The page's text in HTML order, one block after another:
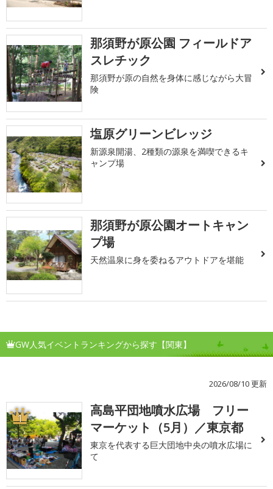
那須野が原公園 フィールドア
スレチック
那須野が原の自然を身体に感じながら大冒
険
塩原グリーンビレッジ
新源泉開湯、2種類の源泉を満喫できるキ
ャンプ場
那須野が原公園オートキャン
プ場
天然温泉に身を委ねるアウトドアを堪能
GW人気イベントランキングから探す【関東】
2026/08/10 更新
1
高島平団地噴水広場 フリー
マーケット（5月）／東京都
東京を代表する巨大団地中央の噴水広場に
て